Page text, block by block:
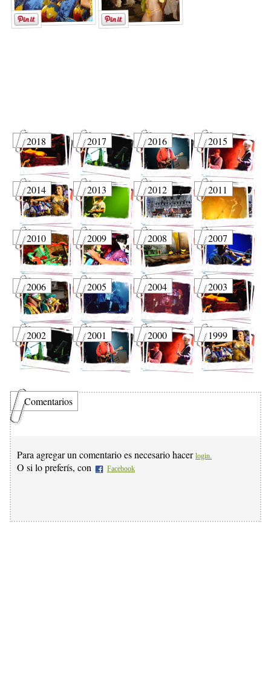
2018 2017 2016 2015
2014 2013 2012 2011
2010 2009 2008 2007
2006 2005 2004 2003
2002 2001 2000 1999
Comentarios
Para agregar un comentario es necesario hacer login.
O si lo preferís, con Facebook